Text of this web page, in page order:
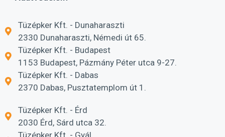
Tüzépker Kft. - Dunaharaszti
2330 Dunaharaszti, Némedi út 65.
Tüzépker Kft. - Budapest
1153 Budapest, Pázmány Péter utca 9-27.
Tüzépker Kft. - Dabas
2370 Dabas, Pusztatemplom út 1.
Tüzépker Kft. - Érd
2030 Érd, Sárd utca 32.
Tüzépker Kft. - Gyál